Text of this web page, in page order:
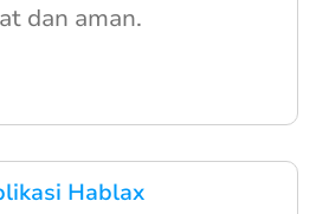
Hablax
dan aman.